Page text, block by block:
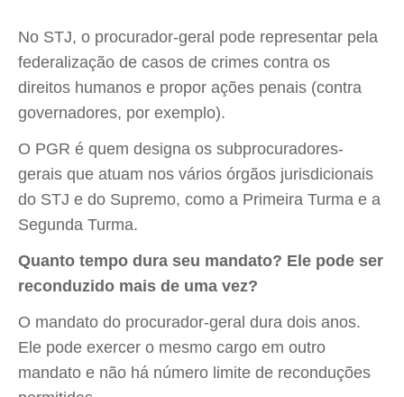
No STJ, o procurador-geral pode representar pela
federalização de casos de crimes contra os
direitos humanos e propor ações penais (contra
governadores, por exemplo).
O PGR é quem designa os subprocuradores-
gerais que atuam nos vários órgãos jurisdicionais
do STJ e do Supremo, como a Primeira Turma e a
Segunda Turma.
Quanto tempo dura seu mandato? Ele pode ser
reconduzido mais de uma vez?
O mandato do procurador-geral dura dois anos.
Ele pode exercer o mesmo cargo em outro
mandato e não há número limite de reconduções